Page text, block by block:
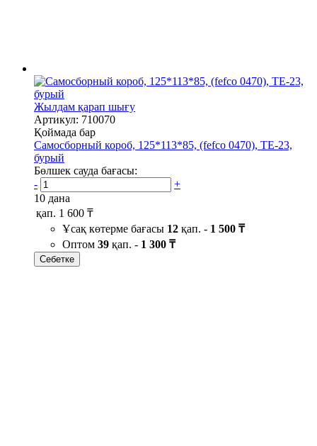
Жылдам қарап шығу
Артикул: 710070
Қоймада бар
Самосборный короб, 125*113*85, (fefco 0470), ТЕ-23,
бурый
Бөлшек сауда бағасы:
-
+
10 дана
қап. 1 600 ₸
Ұсақ көтерме бағасы 12 қап. - 1 500 ₸
Оптом 39 қап. - 1 300 ₸
Себетке